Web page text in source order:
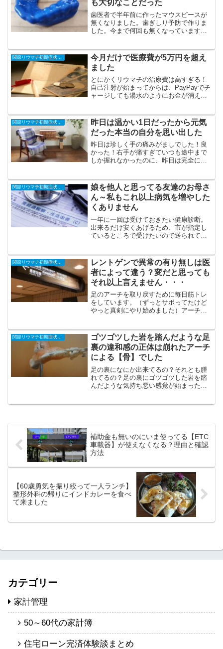
も大切なことだった
歯医者で半年前に作ったマウスピースが
無くなりました。歯ぎしり予防で作りま
した。今まで何回も無くなっています。
ミ箱をあさったり（笑）作り直したりし
てきましたが、今回は先生...
今月だけで医療費が5万円を超え
ました
とにかくリウマチの治療費は高すぎる！
自己注射が始まってからは、PayPayでチ
ャージしても湯水のようにお金が消えて
昨日は数週間分の薬を処方されてまた
21,820円払...
昨日は温かい1日だったから元気
だった本当の自分を思い出した
昨日は珍しく手の痛みがましでした！良
かった！右手が痛すぎていつも途中まで
しか握れなかったのに、昨日は完全にグ
たんです。。。温かくて痛みがマシだっ
たから本当の自分を思い出...
関節リウマチ初期症状と治療の全記録
娘を他人と思ってる友達のお母さ
ん～私もこれ以上病気を増やした
くありません
一年に一回は受けておきたい健康診断。
出来るだけ安くあげるため、市が指定し
ているところで受けたいので送られてき
か・・・？まったく頭に入ってこないの
で、昨日友達と一緒に直接申...
レントゲンで異常の有り無しは医
者によって違う？変だと思っても
それ以上言えません・・・
足のアーチを取り戻すために毎日筋トレ
をしています。（ずっとサボってたけど
やっと真剣にやり始めました）アーチに
キープできない人は後脛骨筋腱が衰えて
いる証拠。後脛骨筋腱を鍛...
関節リウマチ初期症状と治療の全記録
ゴツゴツした岩を踏んだような足
裏の違和感の正体は崩れたアーチ
による【骨】でした
足の裏になにか出来てるの？それとも腫
れてるの？足の裏にゴツゴツした岩を踏
んだような気持ち悪い感覚が始まったの
補助金も無いのにいま使ってる【ETC
車載器】が使えなくなる？理由と確認
方法
【60歳勇気を振り絞って一人ランチ】
整形外科の帰りにインドカレーを食べ
て来ました
カテゴリー
家計管理
50～60代の家計簿
住宅ローン完済体験談まとめ